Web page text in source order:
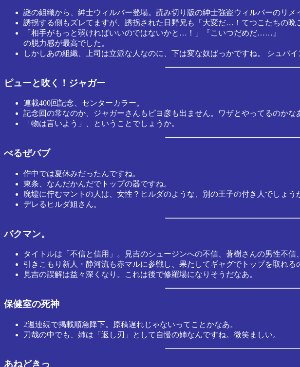
謎の組織から、紳士ウィルバー登場。読み切り版の紳士強盗ウィルバーのリメ
誘拐する側もズレてますが、誘拐された日野兄も「大変だ…！てつこたちの
「相手がもっと弱ければいいのではないかと…！」『こいつだめだ……』
の脱力感が最高でした。
しかしあの組織、上司は立派な人なのに、下は変な奴ばっかですね。 シュバイ
ピューと吹く！ジャガー
連載400回記念、センターカラー。
記念回の常なのか、ジャガーさんもピヨ彦も出ません。ワザとやってるのかな
「物は言いよう」、ということでしょうか。
べるぜバブ
作中では夏休みだったんですね。
東条、なんだかんだでトップの器ですね。
廃墟に佇むマントの人は、女性？ヒルダのような、別の王子の付き人でしょう
デレるヒルダ姐さん。
バクマン。
タイトルは「不信と信用」。見吉のシュージンへの不信、蒼樹さんの男性不
引きこもり新人・静河流も赤マルに参戦し、果たしてギャグでトップを取れ
見吉の誤解は益々深くなり。これは後で修羅場になりそうだなあ。
保健室の死神
2週連続で掲載順急降下。原稿遅れじゃないってことかなあ。
刀哉の中でも、姉は「返し刃」として自慢の姉なんですね。微笑ましい。
あねどきっ